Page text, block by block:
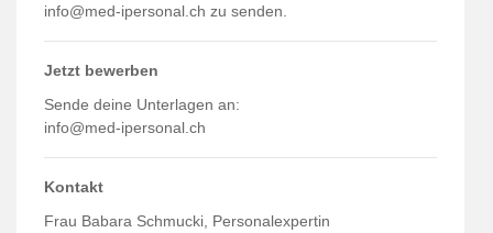
info@med-ipersonal.ch zu senden.
Jetzt bewerben
Sende deine Unterlagen an:
info@med-ipersonal.ch
Kontakt
Frau Babara Schmucki, Personalexpertin